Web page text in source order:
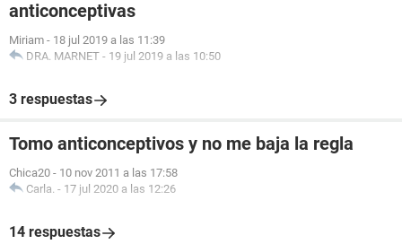
anticonceptivas
Miriam - 18 jul 2019 a las 11:39
DRA. MARNET - 19 jul 2019 a las 10:50
3 respuestas
Tomo anticonceptivos y no me baja la regla
Chica20 - 10 nov 2011 a las 17:58
Carla. - 17 jul 2020 a las 12:26
14 respuestas